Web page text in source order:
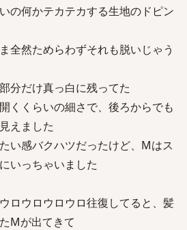
の何かテカテカする生地のドピン
全然ためらわずそれも脱いじゃう
分だけ真っ白に残ってた
くくらいの細さで、後ろからでも
えました
い感バクハツだったけど、Mはス
いっちゃいました
ロウロウロウロ往復してると、髪
Mが出てきて